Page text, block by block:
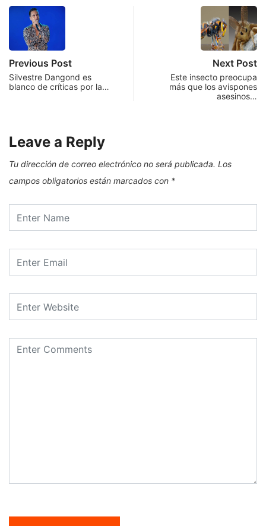
Previous Post
Silvestre Dangond es
blanco de críticas por la…
Next Post
Este insecto preocupa
más que los avispones
asesinos…
Leave a Reply
Tu dirección de correo electrónico no será publicada. Los
campos obligatorios están marcados con *